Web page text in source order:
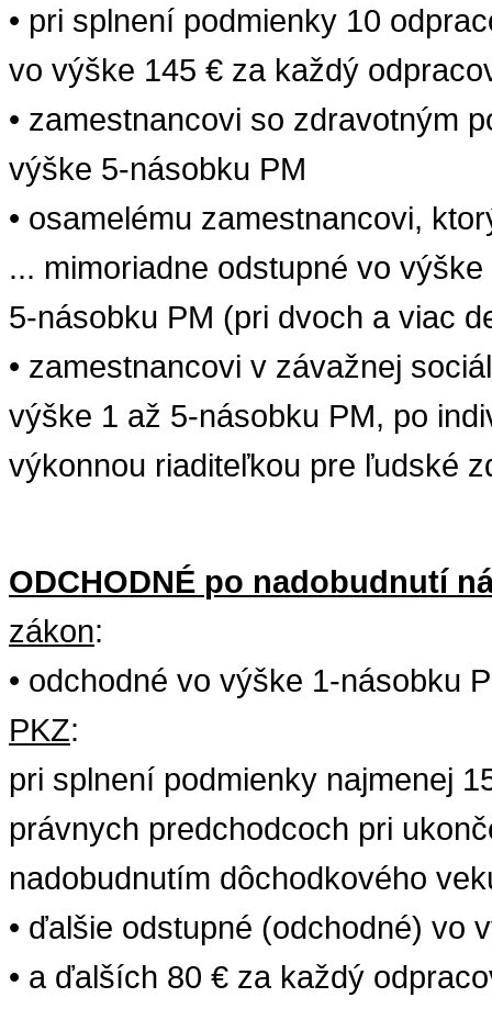
• pri splnení podmienky 10
vo výške 145 € za každý
• zamestnancovi so zdravotným
výške 5-násobku PM
• osamelému zamestnancovi,
... mimoriadne odstupné vo výške
5-násobku PM (pri dvoch a viac
• zamestnancovi v závažnej
výške 1 až 5-násobku PM, po
výkonnou riaditeľkou pre ľudské
ODCHODNÉ po nadobudnutí
zákon:
• odchodné vo výške 1-násobku
PKZ:
pri splnení podmienky najmenej
právnych predchodcoch pri
nadobudnutím dôchodkového
• ďalšie odstupné (odchodné) vo
• a ďalších 80 € za každý